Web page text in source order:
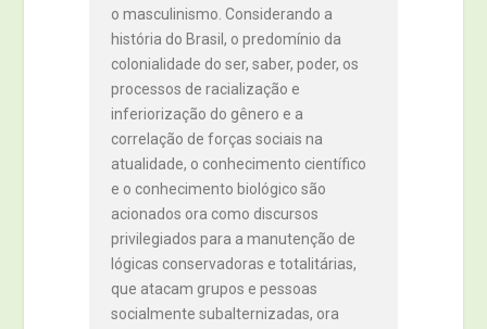
o masculinismo. Considerando a
história do Brasil, o predomínio da
colonialidade do ser, saber, poder, os
processos de racialização e
inferiorização do gênero e a
correlação de forças sociais na
atualidade, o conhecimento científico
e o conhecimento biológico são
acionados ora como discursos
privilegiados para a manutenção de
lógicas conservadoras e totalitárias,
que atacam grupos e pessoas
socialmente subalternizadas, ora